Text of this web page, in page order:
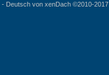
- Deutsch von xenDach©2010-2017